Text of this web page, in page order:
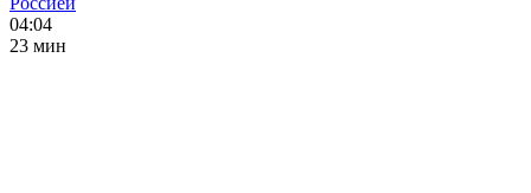
04:04
23 мин